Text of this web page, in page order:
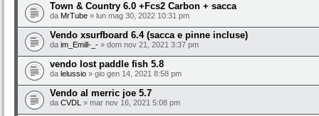
Town & Country 6.0 +Fcs2 Carbon + sacca
da MrTube » lun mag 30, 2022 10:31 pm
Vendo xsurfboard 6.4 (sacca e pinne incluse)
da im_Emill-_- » dom nov 21, 2021 3:37 pm
vendo lost paddle fish 5.8
da lelussio » gio gen 14, 2021 8:58 pm
Vendo al merric joe 5.7
da CVDL » mar nov 16, 2021 5:08 pm